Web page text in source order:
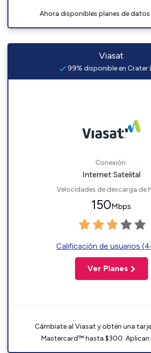
Ahora disponibles planes de
Viasat
99% disponible en Crater
Conexión:
Internet Satelital
Velocidades de descarga de
150Mbps
Calificación de usuarios
Ver Planes
Cámbiate al Viasat y obtén una
Mastercard™ hasta $300. Aplican